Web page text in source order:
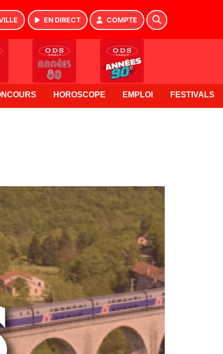
EN DIRECT COMPTE
HOROSCOPE EMPLOI FESTIVALS